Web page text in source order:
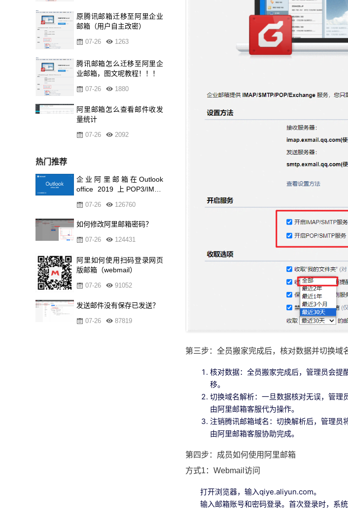
第三步：全员搬家完成后，核对数据并切换域
核对数据：全员搬家完成后，管理员会提
移。
切换域名解析：一旦数据核对无误，管理
由阿里邮箱客服代为操作。
注销腾讯邮箱域名：切换解析后，管理员
由阿里邮箱客服协助完成。
第四步：成员如何使用阿里邮箱
方式1：Webmail访问
打开浏览器，输入qiye.aliyun.com。
输入邮箱账号和密码登录。首次登录时，系
原腾讯邮箱迁移至阿里企业
邮箱（用户自主改密）
07-26 1263
腾讯邮箱怎么迁移至阿里企
业邮箱，图文呢教程！！！
07-26 1880
阿里邮箱怎么查看邮件收发
量统计
07-26 2092
热门推荐
企业阿里邮箱在Outlook
office 2019 上POP3/IMAP
07-26 126760
如何修改阿里邮箱密码？
07-26 124431
阿里如何使用扫码登录网页
版邮箱（webmail）
07-26 91052
发送邮件没有保存已发送？
07-26 87819